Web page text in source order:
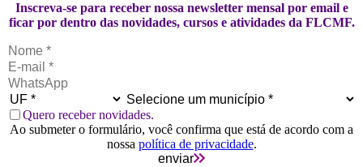
Inscreva-se para receber nossa newsletter mensal por email e
ficar por dentro das novidades, cursos e atividades da FLCMF.
Quero receber novidades.
Ao submeter o formulário, você confirma que está de acordo com a
nossa política de privacidade.
enviar